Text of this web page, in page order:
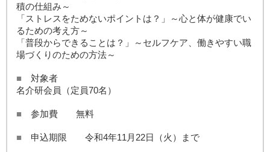
積の仕組み～
「ストレスをためないポイントは？」～心と体が健康でい
るための考え方～
「普段からできることは？」～セルフケア、働きやすい職
場づくりのための方法～
■ 対象者
名介研会員（定員70名）
■ 参加費 無料
■ 申込期限 令和4年11月22日（火）まで